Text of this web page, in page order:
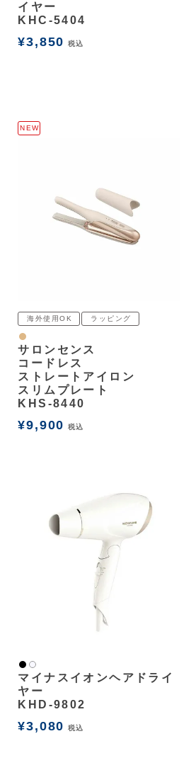
イヤー
KHC-5404
¥3,850 税込
NEW
海外使用OK ラッピング
ナチュラル
サロンセンス
コードレス
ストレートアイロン
スリムプレート
KHS-8440
¥9,900 税込
黒 白2
マイナスイオンヘアドライ
ヤー
KHD-9802
¥3,080 税込